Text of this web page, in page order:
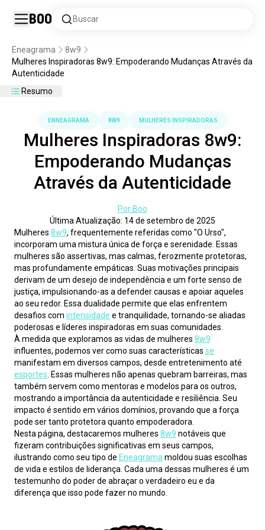
Boo Buscar
Eneagrama
8w9
Mulheres Inspiradoras 8w9: Empoderando Mudanças Através da
Autenticidade
Resumo
ENNEAGRAMA 8W9 MULHERES INSPIRADORAS
Mulheres Inspiradoras 8w9:
Empoderando Mudanças
Através da Autenticidade
Por Boo
Última Atualização: 14 de setembro de 2025
Mulheres 8w9, frequentemente referidas como "O Urso",
incorporam uma mistura única de força e serenidade. Essas
mulheres são assertivas, mas calmas, ferozmente protetoras,
mas profundamente empáticas. Suas motivações principais
derivam de um desejo de independência e um forte senso de
justiça, impulsionando-as a defender causas e apoiar aqueles
ao seu redor. Essa dualidade permite que elas enfrentem
desafios com intensidade e tranquilidade, tornando-se aliadas
poderosas e líderes inspiradoras em suas comunidades.
À medida que exploramos as vidas de mulheres 8w9
influentes, podemos ver como suas características se
esportes . Essas mulheres não apenas quebram barreiras, mas
também servem como mentoras e modelos para os outros,
mostrando a importância da autenticidade e resiliência. Seu
impacto é sentido em vários domínios, provando que a força
pode ser tanto protetora quanto empoderadora.
Nesta página, destacaremos mulheres 8w9 notáveis que
fizeram contribuições significativas em seus campos,
ilustrando como seu tipo de Eneagrama moldou suas escolhas
de vida e estilos de liderança. Cada uma dessas mulheres é um
testemunho do poder de abraçar o verdadeiro eu e da
diferença que isso pode fazer no mundo.